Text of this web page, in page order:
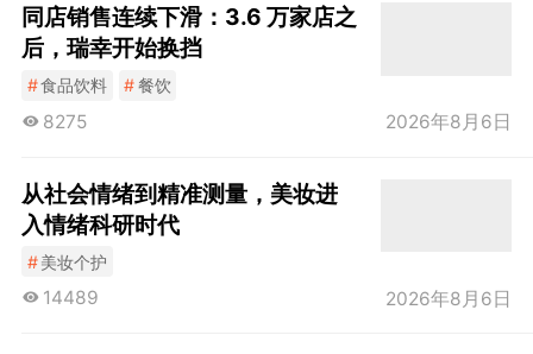
同店销售连续下滑：3.6 万家店之
后，瑞幸开始换挡
#食品饮料 #餐饮
8275 2026年8月6日
从社会情绪到精准测量，美妆进
入情绪科研时代
#美妆个护
14489 2026年8月6日